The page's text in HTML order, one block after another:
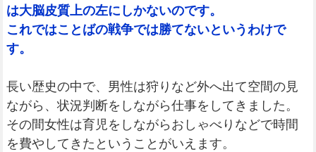
は大脳皮質上の左にしかないのです。
これではことばの戦争では勝てないというわけで
す。
長い歴史の中で、男性は狩りなど外へ出て空間の見
ながら、状況判断をしながら仕事をしてきました。
その間女性は育児をしながらおしゃべりなどで時間
を費やしてきたということがいえます。